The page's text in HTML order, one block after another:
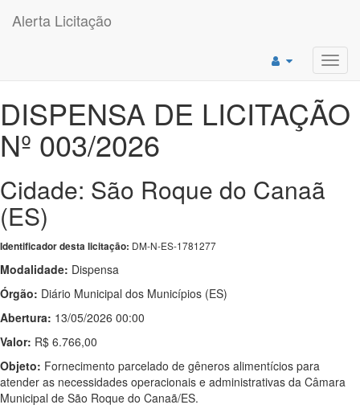
Alerta Licitação
DISPENSA DE LICITAÇÃO
Nº 003/2026
Cidade: São Roque do Canaã
(ES)
Identificador desta licitação: DM-N-ES-1781277
Modalidade: Dispensa
Órgão: Diário Municipal dos Municípios (ES)
Abertura: 13/05/2026 00:00
Valor: R$ 6.766,00
Objeto: Fornecimento parcelado de gêneros alimentícios para
atender as necessidades operacionais e administrativas da Câmara
Municipal de São Roque do Canaã/ES.